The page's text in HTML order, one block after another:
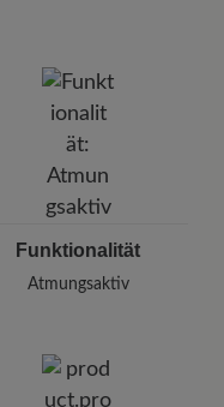
Funktionalität
Atmungsaktiv